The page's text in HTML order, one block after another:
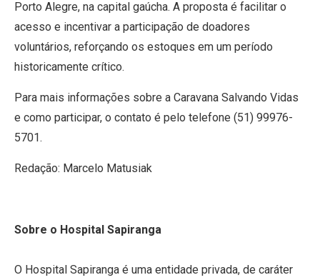
Porto Alegre, na capital gaúcha. A proposta é facilitar o
acesso e incentivar a participação de doadores
voluntários, reforçando os estoques em um período
historicamente crítico.
Para mais informações sobre a Caravana Salvando Vidas
e como participar, o contato é pelo telefone (51) 99976-
5701.
Redação: Marcelo Matusiak
Sobre o Hospital Sapiranga
O Hospital Sapiranga é uma entidade privada, de caráter